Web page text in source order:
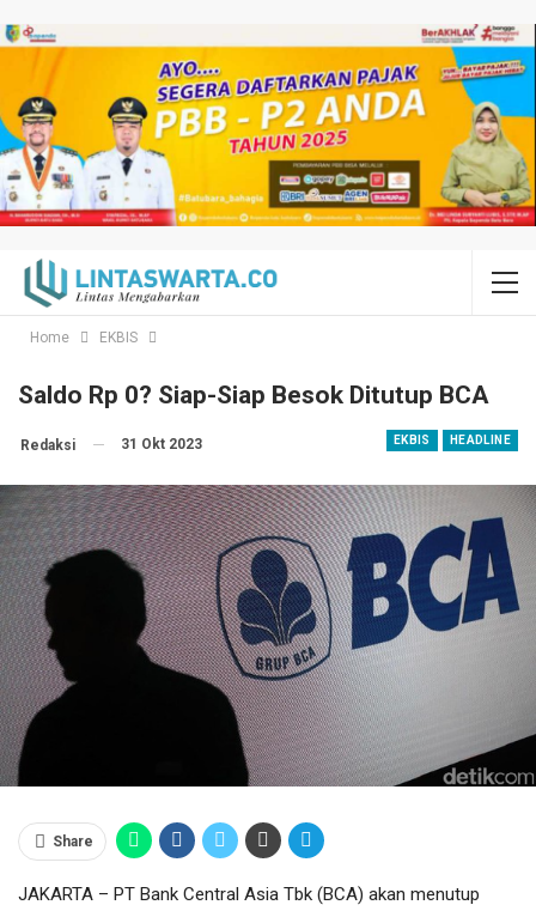
Home EKBIS
Saldo Rp 0? Siap-Siap Besok Ditutup BCA
EKBIS HEADLINE
Redaksi 31 Okt 2023
Share
JAKARTA – PT Bank Central Asia Tbk (BCA) akan menutup